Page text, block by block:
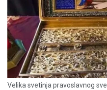
Velika svetinja pravoslavnog